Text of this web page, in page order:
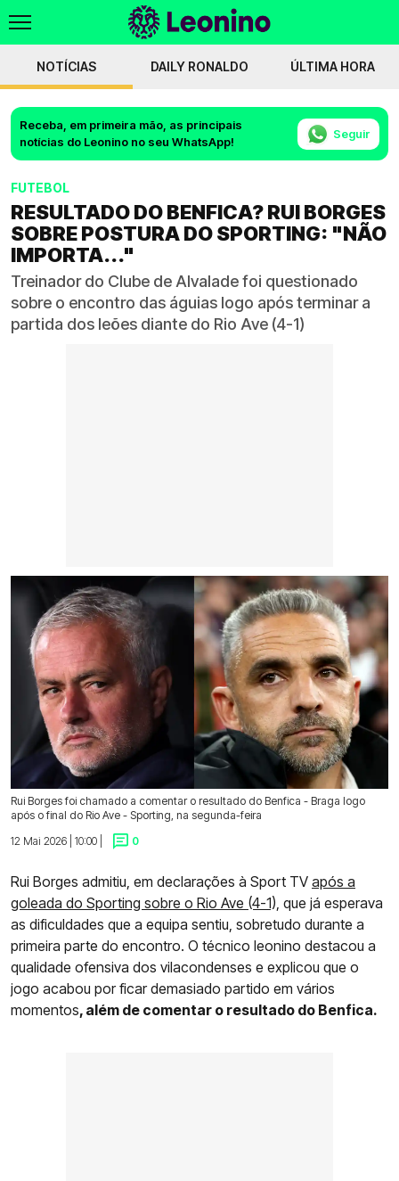
NOTÍCIAS DAILY RONALDO ÚLTIMA HORA
Receba, em primeira mão, as principais
notícias do Leonino no seu WhatsApp!
Seguir
FUTEBOL
RESULTADO DO BENFICA? RUI BORGES
SOBRE POSTURA DO SPORTING: "NÃO
IMPORTA..."
Treinador do Clube de Alvalade foi questionado
sobre o encontro das águias logo após terminar a
partida dos leões diante do Rio Ave (4-1)
Rui Borges foi chamado a comentar o resultado do Benfica - Braga logo
após o final do Rio Ave - Sporting, na segunda-feira
12 Mai 2026 | 10:00 |
0
Rui Borges admitiu, em declarações à Sport TV após a
goleada do Sporting sobre o Rio Ave (4-1), que já esperava
as dificuldades que a equipa sentiu, sobretudo durante a
primeira parte do encontro. O técnico leonino destacou a
qualidade ofensiva dos vilacondenses e explicou que o
jogo acabou por ficar demasiado partido em vários
momentos, além de comentar o resultado do Benfica.